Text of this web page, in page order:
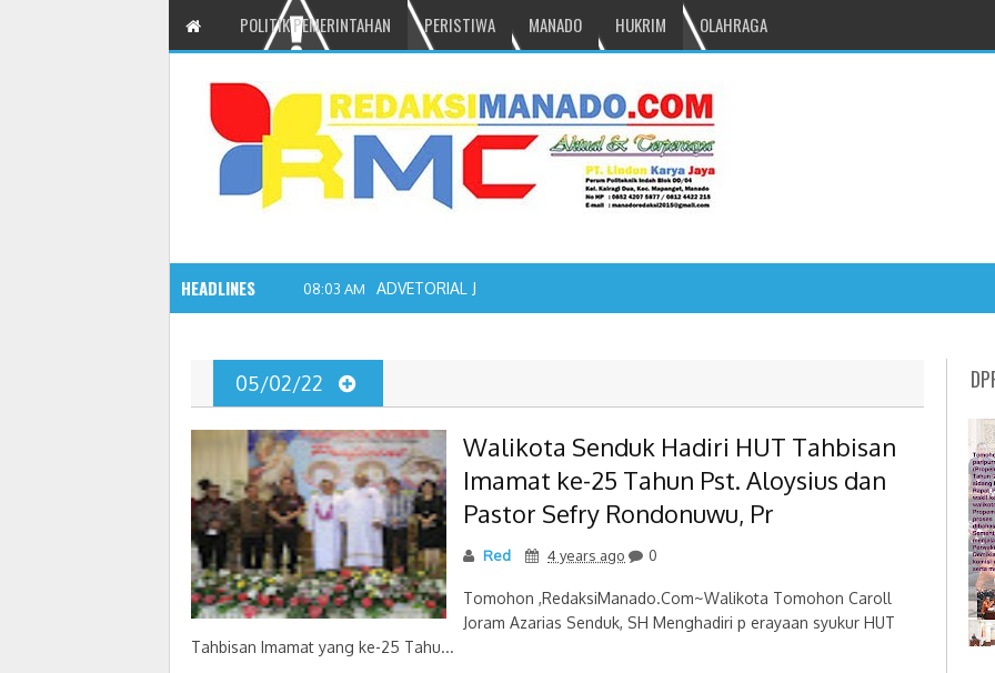
POLITIK PEMERINTAHAN PERISTIWA MANADO HUKRIM OLAHRAGA
HEADLINES 08:03 AM ADVETORIAL JONRU GANTIKAN MONO PIMPIN DPRD TOM
05/02/22
Walikota Senduk Hadiri HUT Tahbisan
Imamat ke-25 Tahun Pst. Aloysius dan
Pastor Sefry Rondonuwu, Pr
Red 4 years ago 0
Tomohon ,RedaksiManado.Com~Walikota Tomohon Caroll
Joram Azarias Senduk, SH Menghadiri p erayaan syukur HUT
Tahbisan Imamat yang ke-25 Tahu...